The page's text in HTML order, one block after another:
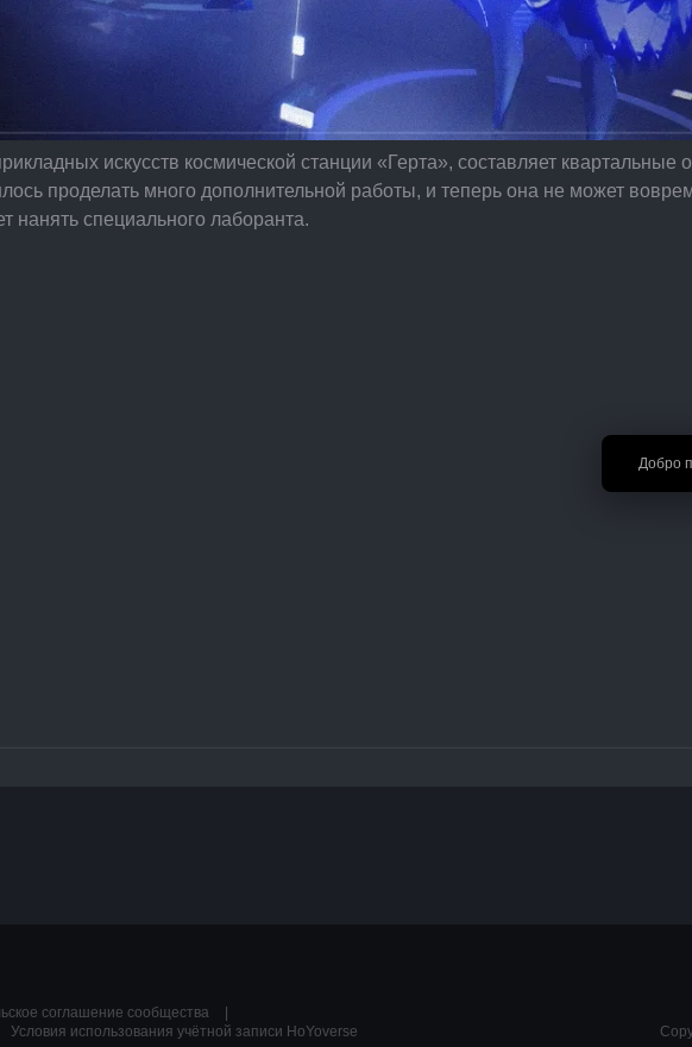
🎉
искусств космической станции «Герта», составляет квартальные
проделать много дополнительной работы, и теперь она не может
нанять специального лаборанта.
соглашение сообщества
Условия использования учётной записи HoYoverse